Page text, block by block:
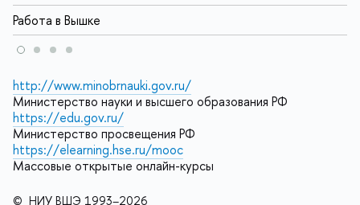
Работа в Вышке
http://www.minobrnauki.gov.ru/
Министерство науки и высшего образования РФ
https://edu.gov.ru/
Министерство просвещения РФ
https://elearning.hse.ru/mooc
Массовые открытые онлайн-курсы
© НИУ ВШЭ 1993–2026